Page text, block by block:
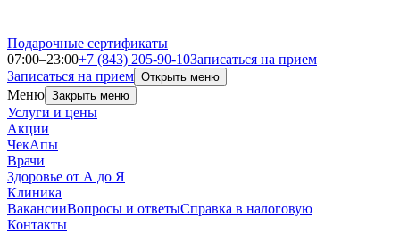
Подарочные сертификаты
07:00–23:00+7 (843) 205-90-10Записаться на прием
Записаться на прием Открыть меню
Меню Закрыть меню
Услуги и цены
Акции
ЧекАпы
Врачи
Здоровье от А до Я
Клиника
ВакансииВопросы и ответыСправка в налоговую
Контакты